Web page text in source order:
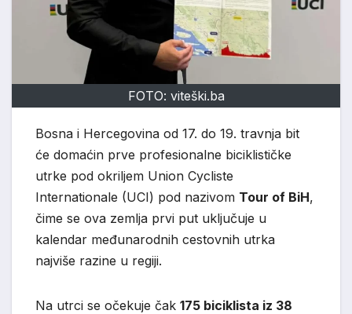
FOTO: viteški.ba
Bosna i Hercegovina od 17. do 19. travnja bit
će domaćin prve profesionalne biciklističke
utrke pod okriljem Union Cycliste
Internationale (UCI) pod nazivom Tour of BiH,
čime se ova zemlja prvi put uključuje u
kalendar međunarodnih cestovnih utrka
najviše razine u regiji.
Na utrci se očekuje čak 175 biciklista iz 38